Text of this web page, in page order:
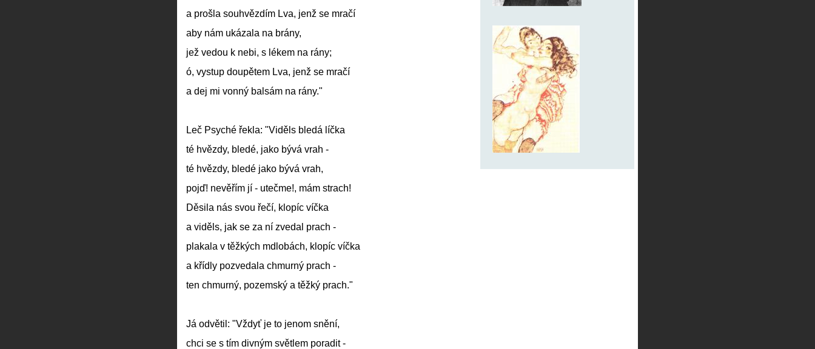
a prošla souhvězdím Lva, jenž se mračí
aby nám ukázala na brány,
jež vedou k nebi, s lékem na rány;
ó, vystup doupětem Lva, jenž se mračí
a dej mi vonný balsám na rány."
Leč Psyché řekla: "Viděls bledá líčka
té hvězdy, bledé, jako bývá vrah -
té hvězdy, bledé jako bývá vrah,
pojď! nevěřím jí - utečme!, mám strach!
Děsila nás svou řečí, klopíc víčka
a viděls, jak se za ní zvedal prach -
plakala v těžkých mdlobách, klopíc víčka
a křídly pozvedala chmurný prach -
ten chmurný, pozemský a těžký prach."
Já odvětil: "Vždyť je to jenom snění,
chci se s tím divným světlem poradit -